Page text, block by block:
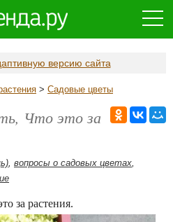
версию сайта
> Садовые цветы
Что это за
, вопросы о садовых цветах,
за растения.